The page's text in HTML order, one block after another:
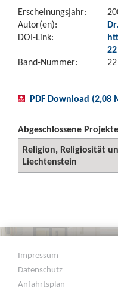
Erscheinungsjahr:
Autor(en):
DOI-Link:
22
Band-Nummer:
22
PDF Download (2,08
Abgeschlossene
Religion, Religiosität
Liechtenstein
Impressum
Datenschutz
Anfahrtsplan